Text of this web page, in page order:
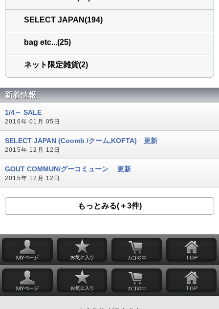
SELECT JAPAN(194)
bag etc...(25)
ネット限定雑貨(2)
新着情報
1/4～ SALE
2016年 01月 05日
SELECT JAPAN (Coomb /クーム,KOFTA) 更新
2015年 12月 12日
GOUT COMMUN/グーコミューン 更新
2015年 12月 12日
もっとみる(＋3件)